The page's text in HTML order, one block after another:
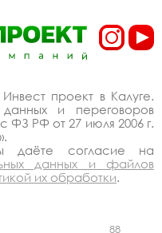
проект в Калуге.
и переговоров
ФЗ РФ от 27 июля 2006 г.
даёте согласие на
данных и файлов
их обработки.
88